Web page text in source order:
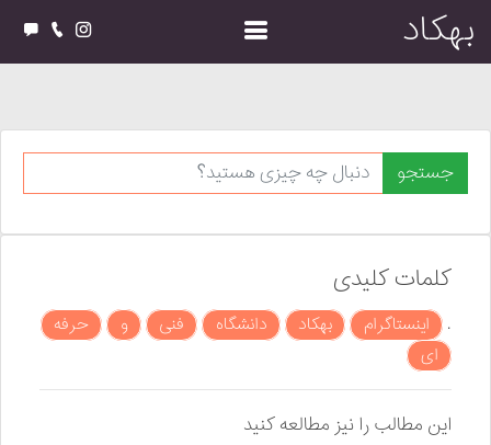
بهکاد
جستجو
کلمات کلیدی
. اینستاگرام بهکاد دانشگاه فنی و
حرفه
ای
این مطالب را نیز مطالعه کنید